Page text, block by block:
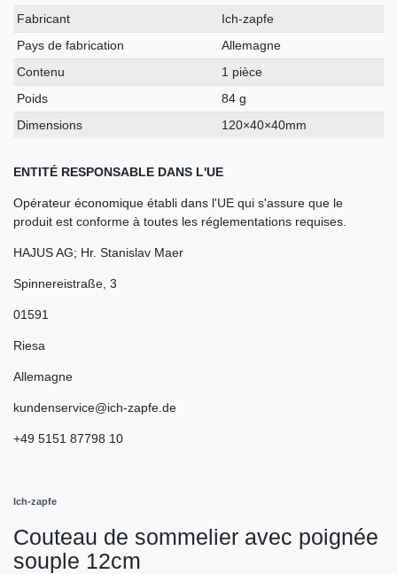
Fabricant
Ich-zapfe
Pays de fabrication
Allemagne
Contenu
1 pièce
Poids
84 g
Dimensions
120×40×40mm
ENTITÉ RESPONSABLE DANS L'UE
Opérateur économique établi dans l'UE qui s'assure que le
produit est conforme à toutes les réglementations requises.
HAJUS AG; Hr. Stanislav Maer
Spinnereistraße 3
01591
Riesa
Allemagne
kundenservice@ich-zapfe.de
+49 5151 87798 10
Ich-zapfe
Couteau de sommelier avec poignée
souple 12cm